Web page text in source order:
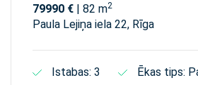
79990 € | 82 m2
Paula Lejiņa iela 22, Rīga
Istabas: 3 Ēkas tips: